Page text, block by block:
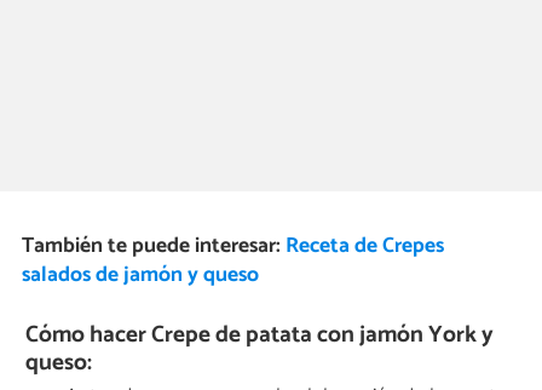
También te puede interesar: Receta de Crepes
salados de jamón y queso
Cómo hacer Crepe de patata con jamón York y
queso: